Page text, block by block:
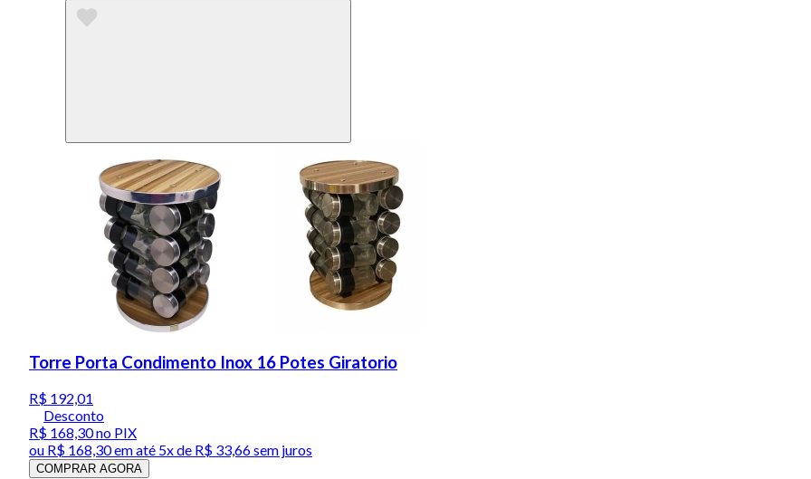
Torre Porta Condimento Inox 16 Potes Giratorio
R$ 192,01
Desconto
R$ 168,30no PIX
ou R$ 168,30em até 5x de R$ 33,66 sem juros
COMPRAR AGORA